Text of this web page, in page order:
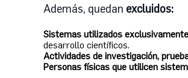
Además, quedan excluidos:
Sistemas utilizados
desarrollo científicos.
Actividades de investigación,
Personas físicas que utilicen